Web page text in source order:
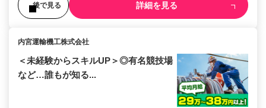
後で見る 詳細を見る
内宮運輸機工株式会社
＜未経験からスキルUP＞◎有名競技場
など…誰もが知る...